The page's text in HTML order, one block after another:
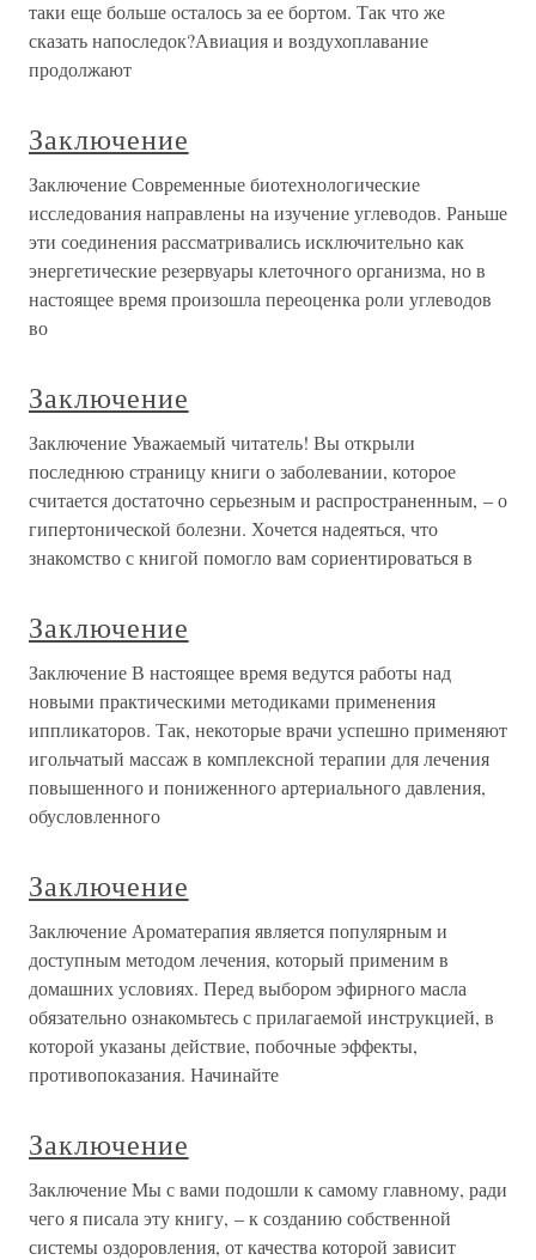
таки еще больше осталось за ее бортом. Так что же
сказать напоследок?Авиация и воздухоплавание
продолжают
Заключение
Заключение Современные биотехнологические
исследования направлены на изучение углеводов. Раньше
эти соединения рассматривались исключительно как
энергетические резервуары клеточного организма, но в
настоящее время произошла переоценка роли углеводов
во
Заключение
Заключение Уважаемый читатель! Вы открыли
последнюю страницу книги о заболевании, которое
считается достаточно серьезным и распространенным, – о
гипертонической болезни. Хочется надеяться, что
знакомство с книгой помогло вам сориентироваться в
Заключение
Заключение В настоящее время ведутся работы над
новыми практическими методиками применения
иппликаторов. Так, некоторые врачи успешно применяют
игольчатый массаж в комплексной терапии для лечения
повышенного и пониженного артериального давления,
обусловленного
Заключение
Заключение Ароматерапия является популярным и
доступным методом лечения, который применим в
домашних условиях. Перед выбором эфирного масла
обязательно ознакомьтесь с прилагаемой инструкцией, в
которой указаны действие, побочные эффекты,
противопоказания. Начинайте
Заключение
Заключение Мы с вами подошли к самому главному, ради
чего я писала эту книгу, – к созданию собственной
системы оздоровления, от качества которой зависит